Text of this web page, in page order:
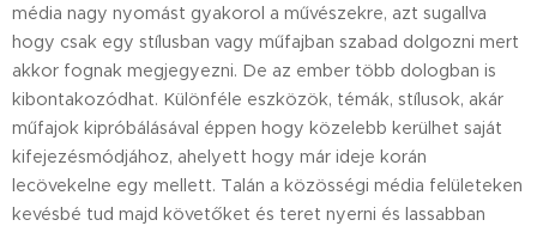
média nagy nyomást gyakorol a művészekre, azt sugallva
hogy csak egy stílusban vagy műfajban szabad dolgozni mert
akkor fognak megjegyezni. De az ember több dologban is
kibontakozódhat. Különféle eszközök, témák, stílusok, akár
műfajok kipróbálásával éppen hogy közelebb kerülhet saját
kifejezésmódjához, ahelyett hogy már ideje korán
lecövekelne egy mellett. Talán a közösségi média felületeken
kevésbé tud majd követőket és teret nyerni és lassabban